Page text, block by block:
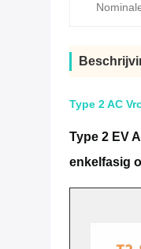
Type 2 AC
Type 2 EV
enkelfasig